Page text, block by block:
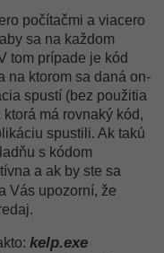
počítačmi a viacero
sa na každom
tom prípade je kód
na ktorom sa daná on-
spustí (bez použitia
má rovnaký kód,
spustili. Ak takú
s kódom
a ak by ste sa
Vás upozorní, že
kelp.exe